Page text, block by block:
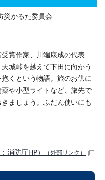
災かるた委員会
受賞作家、川端康成の代表
城峠を越えて下田に向かう
くという物語。旅のお供に
や小型ライトなど、旅先で
ましょう。ふだん使いにも
消防庁HP） （外部リンク）